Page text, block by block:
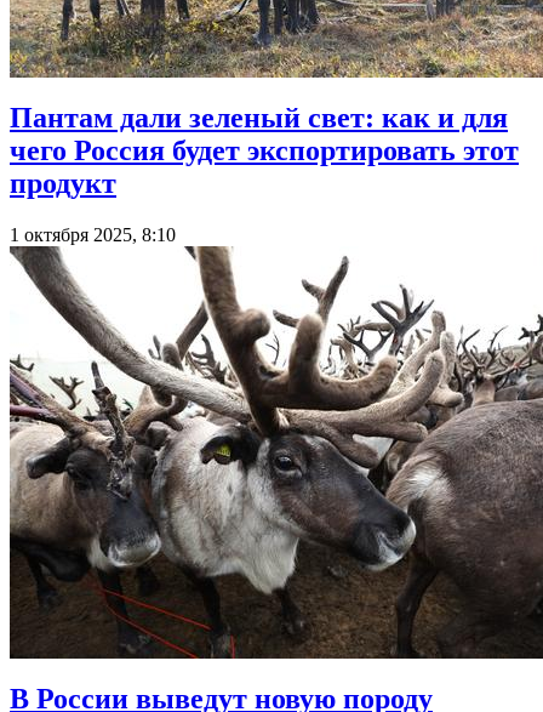
Пантам дали зеленый свет: как и для
чего Россия будет экспортировать этот
продукт
1 октября 2025, 8:10
В России выведут новую породу